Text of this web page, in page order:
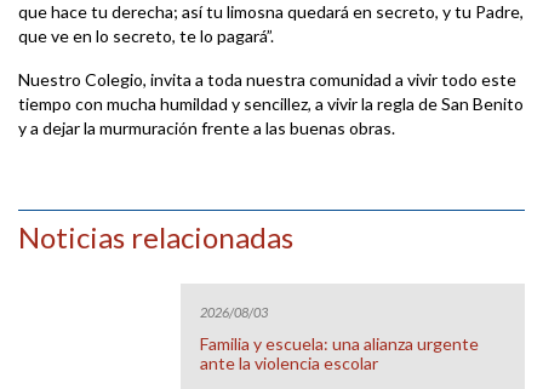
que hace tu derecha; así tu limosna quedará en secreto, y tu Padre,
que ve en lo secreto, te lo pagará”.
Nuestro Colegio, invita a toda nuestra comunidad a vivir todo este
tiempo con mucha humildad y sencillez, a vivir la regla de San Benito
y a dejar la murmuración frente a las buenas obras.
Noticias relacionadas
2026/08/03
Familia y escuela: una alianza urgente
ante la violencia escolar